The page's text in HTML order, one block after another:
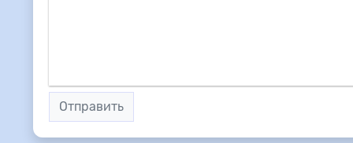
Отправить